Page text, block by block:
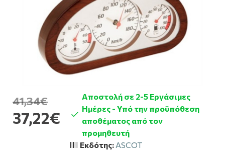
37,22€
41,34€
Αποστολή σε 2-5 Εργάσιμες
Ημέρες - Υπό την προϋπόθεση
αποθέματος από τον
προμηθευτή
Εκδότης: ASCOT